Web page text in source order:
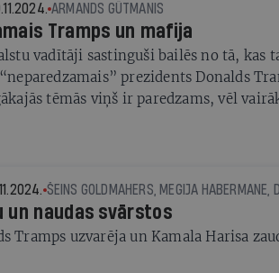
ARMANDS GŪTMANIS
Tramps un mafija
vadītāji sastinguši bailēs no tā, kas
prezidents Donalds
tēmās viņš ir paredzams, vēl
un naudas svārstos
Tramps uzvarēja un Kamala Harisa